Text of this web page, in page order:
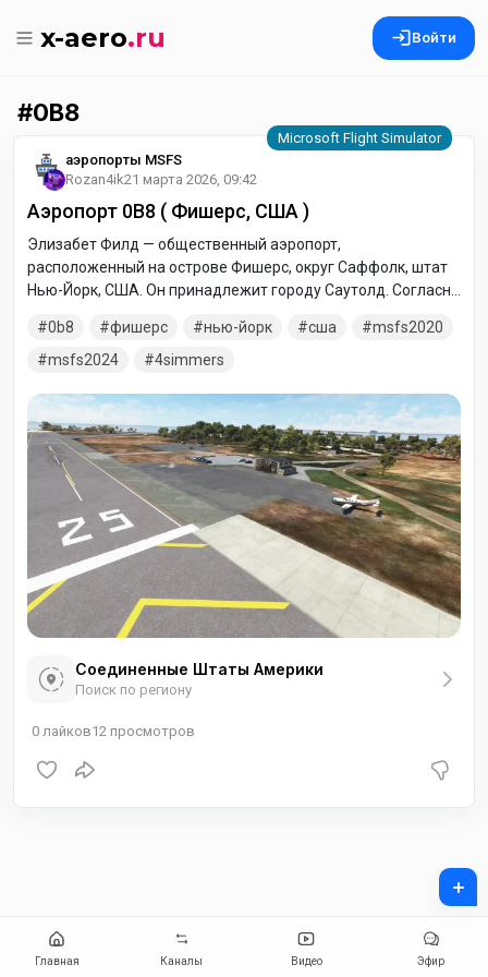
x-aero.ru Войти
0B8
аэропорты MSFS
Rozan4ik21 марта 2026, 09:42
Аэропорт 0B8 ( Фишерс, США )
Элизабет Филд — общественный аэропорт,
расположенный на острове Фишерс, округ Саффолк, штат
Нью-Йорк, США. Он принадлежит городу Саутолд. Согласно
аэропортов FAA на 2009–2013 годы, Элизабет Филд
классифицируется как аэропорт авиации общего
0b8 фишерс нью-йорк сша
msfs2020
msfs2024
4simmers
Соединенные Штаты Америки
Поиск по региону
0 лайков12 просмотров
Главная Каналы Видео Эфир
+